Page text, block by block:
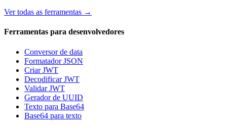
Ver todas as ferramentas →
Ferramentas para desenvolvedores
Conversor de data
Formatador JSON
Criar JWT
Decodificar JWT
Validar JWT
Gerador de UUID
Texto para Base64
Base64 para texto